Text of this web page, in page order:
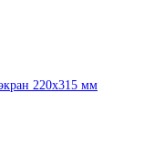
220x315 мм